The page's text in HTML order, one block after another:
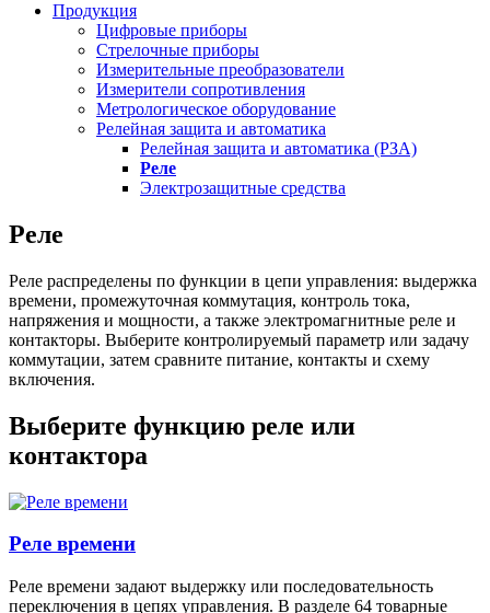
Продукция
Цифровые приборы
Стрелочные приборы
Измерительные преобразователи
Измерители сопротивления
Метрологическое оборудование
Релейная защита и автоматика
Релейная защита и автоматика (РЗА)
Реле
Электрозащитные средства
Реле
Реле распределены по функции в цепи управления: выдержка
времени, промежуточная коммутация, контроль тока,
напряжения и мощности, а также электромагнитные реле и
контакторы. Выберите контролируемый параметр или задачу
коммутации, затем сравните питание, контакты и схему
включения.
Выберите функцию реле или
контактора
Реле времени
Реле времени задают выдержку или последовательность
переключения в цепях управления. В разделе 64 товарные